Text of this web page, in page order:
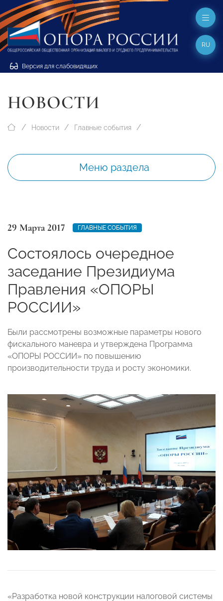
Версия для слабовидящих
RU
НОВОСТИ
Новости Главные события
Меню раздела
29 Марта 2017 ГЛАВНЫЕ СОБЫТИЯ
Состоялось очередное
заседание Президиума
Правления «ОПОРЫ
РОССИИ»
Были рассмотрены возможные параметры нового
фискального маневра и утверждена Программа
«ОПОРЫ РОССИИ» по повышению
производительности труда и росту экономики.
«Разработка новой конструкции налоговой системы